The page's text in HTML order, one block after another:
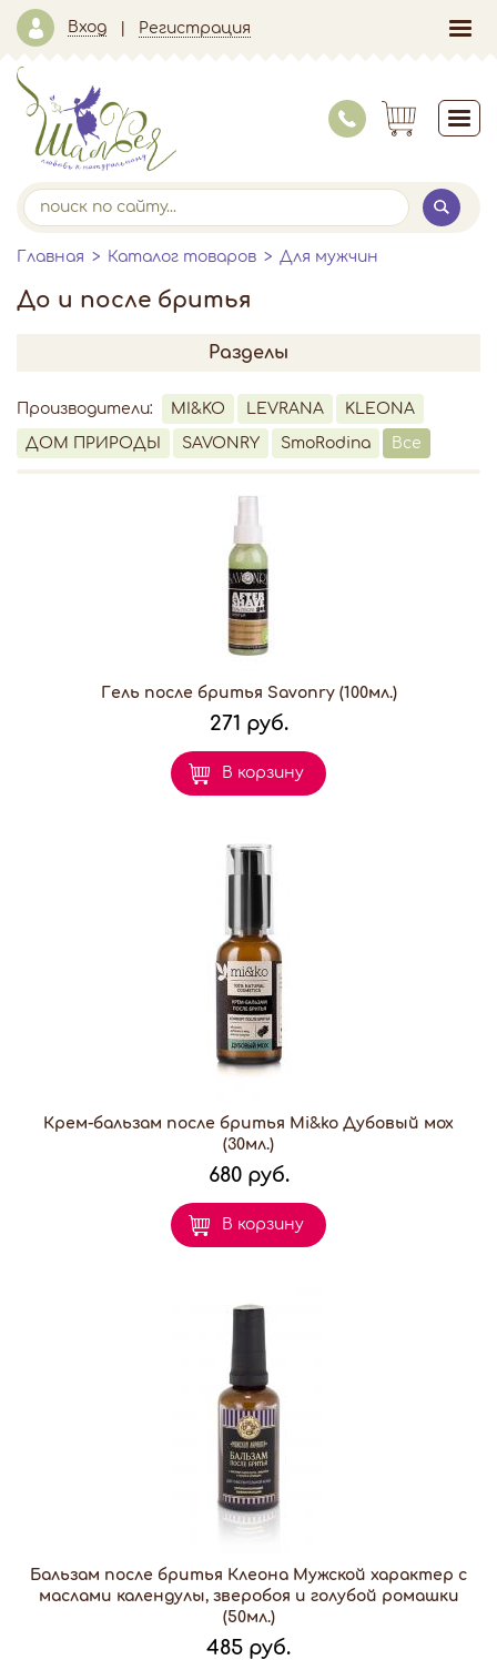
Вход Регистрация
Главная Каталог товаров Для мужчин
До и после бритья
Разделы
Производители: MI&KO LEVRANA KLEONA
ДОМ ПРИРОДЫ SAVONRY SmoRodina Все
Гель после бритья Savonry (100мл.)
271 руб.
В корзину
Крем-бальзам после бритья Mi&ko Дубовый мох
(30мл.)
680 руб.
В корзину
Бальзам после бритья Клеона Мужской характер с
маслами календулы, зверобоя и голубой ромашки
(50мл.)
485 руб.